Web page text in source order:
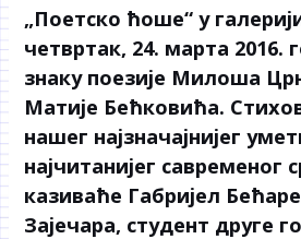
„Поетско ћоше“ у
четвртак, 24. марта 2016.
знаку поезије Милоша
Матије Бећковића.
нашег најзначајнијег
најчитанијег савременог
казиваће Габријел
Зајечара, студент друге